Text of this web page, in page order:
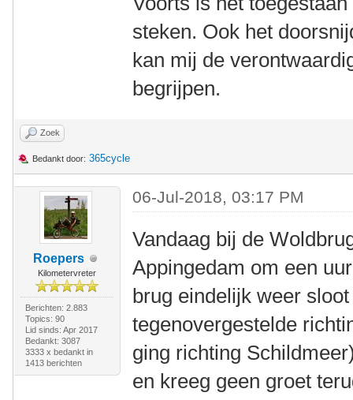
steken. Ook het
kan mij de
begrijpen.
Zoek
Bedankt door: 365cycle
Roepers
Kilometervreter
Berichten: 2.883
Topics: 90
Lid sinds: Apr 2017
Bedankt: 3087
3333 x bedankt in
1413 berichten
06-Jul-2018, 03:17 PM
Vandaag bij de
Appingedam om een
brug eindelijk weer
tegenovergestelde
ging richting
en kreeg geen groet